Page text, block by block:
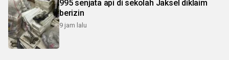
995 senjata api di sekolah Jaksel diklaim
berizin
9 jam lalu